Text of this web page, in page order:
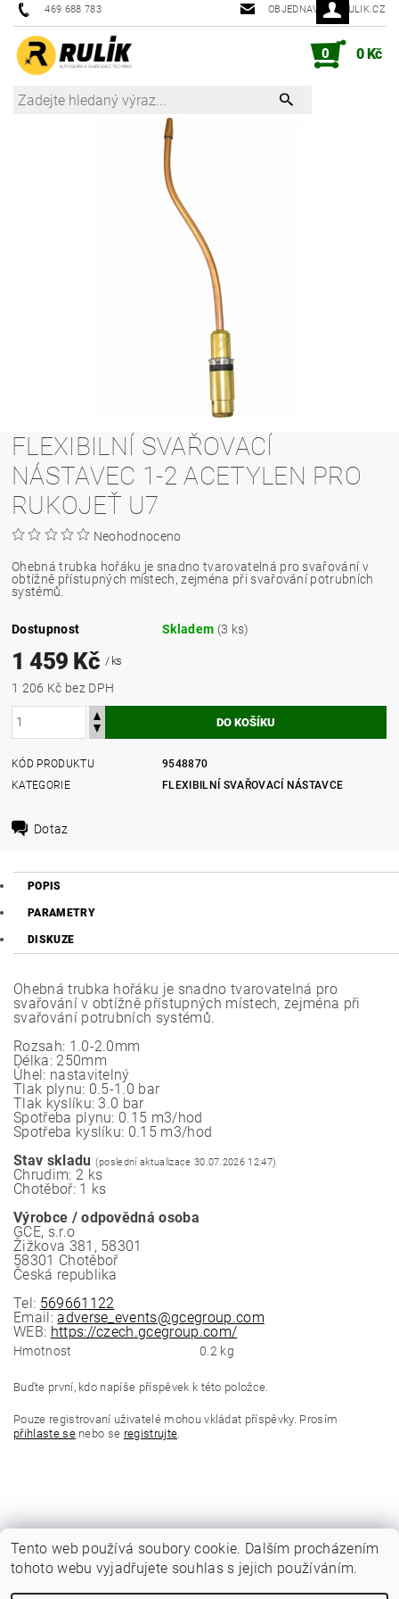
469 688 783 OBJEDNAVKY@RULIK.CZ
0 0 Kč
FLEXIBILNÍ SVAŘOVACÍ
NÁSTAVEC 1-2 ACETYLEN PRO
RUKOJEŤ U7
Neohodnoceno
Ohebná trubka hořáku je snadno tvarovatelná pro svařování v
obtížně přístupných místech, zejména při svařování potrubních
systémů.
Dostupnost Skladem (3 ks)
1 459 Kč / ks
1 206 Kč bez DPH
KÓD PRODUKTU
9548870
KATEGORIE
FLEXIBILNÍ SVAŘOVACÍ NÁSTAVCE
Dotaz
POPIS
PARAMETRY
DISKUZE
Ohebná trubka hořáku je snadno tvarovatelná pro
svařování v obtížně přístupných místech, zejména při
svařování potrubních systémů.
Rozsah: 1.0-2.0mm
Délka: 250mm
Úhel: nastavitelný
Tlak plynu: 0.5-1.0 bar
Tlak kyslíku: 3.0 bar
Spotřeba plynu: 0.15 m3/hod
Spotřeba kyslíku: 0.15 m3/hod
Stav skladu (poslední aktualizace 30.07.2026 12:47)
Chrudim: 2 ks
Chotěboř: 1 ks
Výrobce / odpovědná osoba
GCE, s.r.o
Žižkova 381, 58301
58301 Chotěboř
Česká republika
Tel: 569661122
Email:adverse_events@gcegroup.com
WEB: https://czech.gcegroup.com/
Hmotnost 0.2 kg
Buďte první, kdo napíše příspěvek k této položce.
Pouze registrovaní uživatelé mohou vkládat příspěvky. Prosím
přihlaste senebo se registrujte.
Katalogy Autogen Chotěboř Původní eshop rulik.cz
Tento web používá soubory cookie. Dalším procházením
tohoto webu vyjadřujete souhlas s jejich používáním.